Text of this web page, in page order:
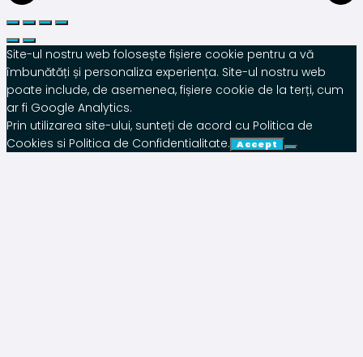
Site-ul nostru web folosește fișiere cookie pentru a vă
îmbunătăți și personaliza experiența. Site-ul nostru web
poate include, de asemenea, fișiere cookie de la terți, cum
ar fi Google Analytics.
Prin utilizarea site-ului, sunteți de acord cu Politica de
Cookies si Politica de Confidentialitate. Accept